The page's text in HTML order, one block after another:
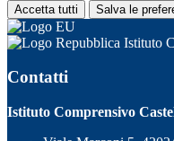
Accetta tutti Salva le
Istituto
Contatti
Istituto Comprensivo